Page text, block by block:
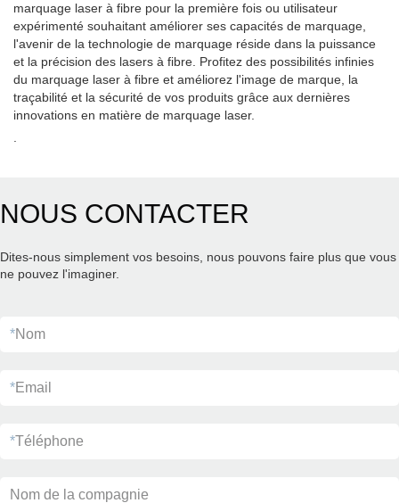
marquage laser à fibre pour la première fois ou utilisateur
expérimenté souhaitant améliorer ses capacités de marquage,
l'avenir de la technologie de marquage réside dans la puissance
et la précision des lasers à fibre. Profitez des possibilités infinies
du marquage laser à fibre et améliorez l'image de marque, la
traçabilité et la sécurité de vos produits grâce aux dernières
innovations en matière de marquage laser.
NOUS CONTACTER
Dites-nous simplement vos besoins, nous pouvons faire plus que vous
ne pouvez l'imaginer.
*Nom
*Email
*Téléphone
Nom de la compagnie